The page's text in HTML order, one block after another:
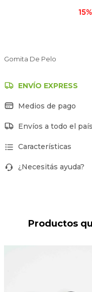
Gomita De Pelo
ENVÍO EXPRESS
Medios de pago
Envíos a todo el país
Características
¿Necesitás ayuda?
Productos